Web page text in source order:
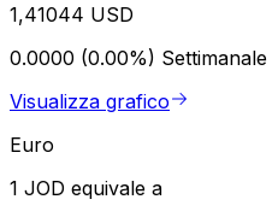
1,41044 USD
0.0000 (0.00%) Settimanale
Visualizza grafico
Euro
1 JOD equivale a